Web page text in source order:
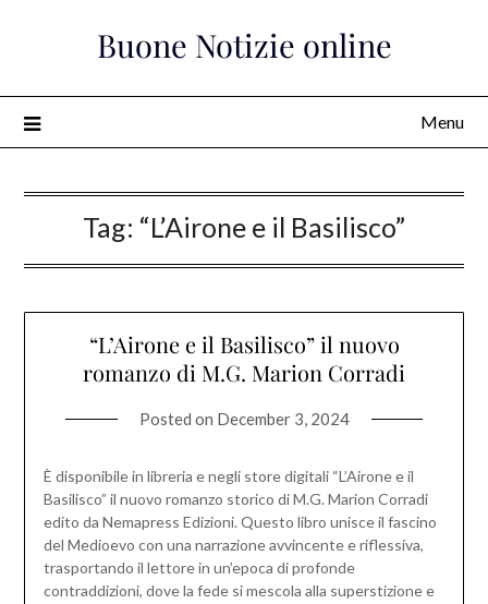
Buone Notizie online
Menu
Tag: “L’Airone e il Basilisco”
“L’Airone e il Basilisco” il nuovo
romanzo di M.G. Marion Corradi
Posted on December 3, 2024
È disponibile in libreria e negli store digitali “L’Airone e il
Basilisco” il nuovo romanzo storico di M.G. Marion Corradi
edito da Nemapress Edizioni. Questo libro unisce il fascino
del Medioevo con una narrazione avvincente e riflessiva,
trasportando il lettore in un’epoca di profonde
contraddizioni, dove la fede si mescola alla superstizione e